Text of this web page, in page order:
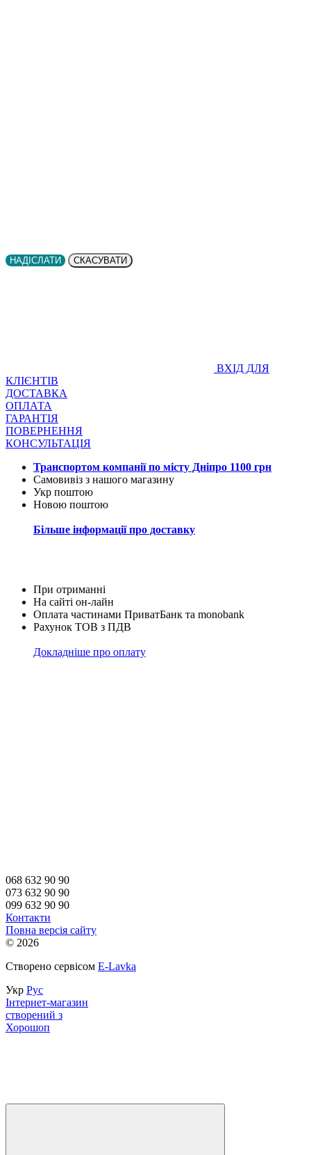
НАДІСЛАТИ СКАСУВАТИ
ВХІД ДЛЯ
КЛІЄНТІВ
ДОСТАВКА
ОПЛАТА
ГАРАНТІЯ
ПОВЕРНЕННЯ
КОНСУЛЬТАЦІЯ
Транспортом компанії по місту Дніпро 1100 грн
Самовивіз з нашого магазину
Укр поштою
Новою поштою
Більше інформації про доставку
При отриманні
На сайті он-лайн
Оплата частинами ПриватБанк та monobank
Рахунок ТОВ з ПДВ
Докладніше про оплату
068 632 90 90
073 632 90 90
099 632 90 90
Контакти
Повна версія сайту
© 2026
Створено сервісом E-Lavka
Укр Рус
Інтернет-магазин
створений з
Хорошоп